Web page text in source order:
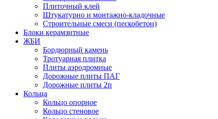
Плиточный клей
Штукатурно и монтажно-кладочные
Строительные смеси (пескобетон)
Блоки керамзитные
ЖБИ
Бордюрный камень
Тротуарная плитка
Плиты аэродромные
Дорожные плиты ПАГ
Дорожные плиты 2п
Кольца
Кольцо опорное
Кольцо стеновое